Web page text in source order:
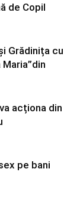
de Copil
Grădinița cu
acționa din
pe bani